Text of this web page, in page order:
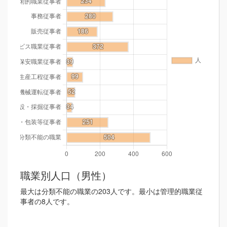
職業別人口（男性）
最大は分類不能の職業の203人です。最小は管理的職業従
事者の8人です。